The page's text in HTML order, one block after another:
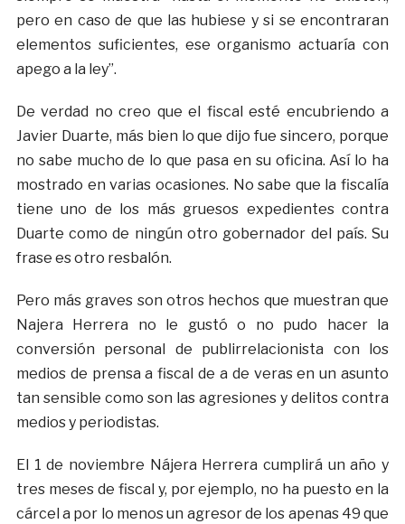
pero en caso de que las hubiese y si se encontraran
elementos suficientes, ese organismo actuaría con
apego a la ley”.
De verdad no creo que el fiscal esté encubriendo a
Javier Duarte, más bien lo que dijo fue sincero, porque
no sabe mucho de lo que pasa en su oficina. Así lo ha
mostrado en varias ocasiones. No sabe que la fiscalía
tiene uno de los más gruesos expedientes contra
Duarte como de ningún otro gobernador del país. Su
frase es otro resbalón.
Pero más graves son otros hechos que muestran que
Najera Herrera no le gustó o no pudo hacer la
conversión personal de publirrelacionista con los
medios de prensa a fiscal de a de veras en un asunto
tan sensible como son las agresiones y delitos contra
medios y periodistas.
El 1 de noviembre Nájera Herrera cumplirá un año y
tres meses de fiscal y, por ejemplo, no ha puesto en la
cárcel a por lo menos un agresor de los apenas 49 que